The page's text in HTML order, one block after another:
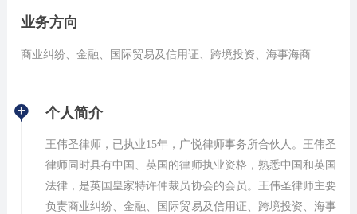
业务方向
商业纠纷、金融、国际贸易及信用证、跨境投资、海事海商
个人简介
王伟圣律师，已执业15年，广悦律师事务所合伙人。王伟圣
律师同时具有中国、英国的律师执业资格，熟悉中国和英国
法律，是英国皇家特许仲裁员协会的会员。王伟圣律师主要
负责商业纠纷、金融、国际贸易及信用证、跨境投资、海事